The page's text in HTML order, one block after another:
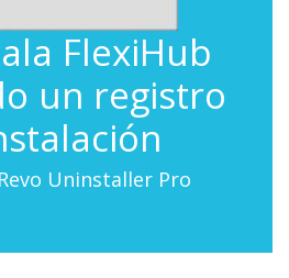
FlexiHub
un registro
Uninstaller Pro